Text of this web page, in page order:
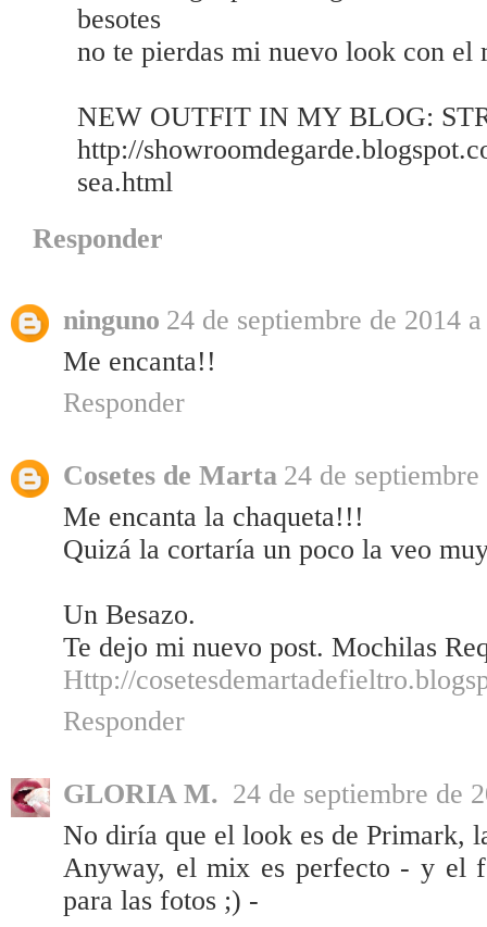
besotes
no te pierdas mi nuevo look con el
NEW OUTFIT IN MY BLOG:
http://
sea.html
Responder
ninguno 24 de septiembre de 2014
Me encanta!!
Responder
Cosetes de Marta 24 de
Me encanta la chaqueta!!!
Quizá la cortaría un poco la veo
Un Besazo.
Te dejo mi nuevo post. Mochilas
Http://
Responder
GLORIA M. 24 de septiembre de
No diría que el look es de Primark,
Anyway, el mix es perfecto - y el
para las fotos ;) -